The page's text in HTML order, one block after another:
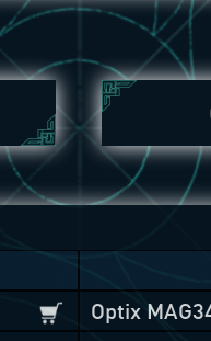
Optix